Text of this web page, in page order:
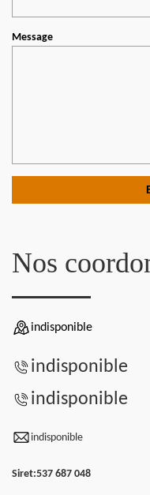
Message
Nos
indisponible
indisponible
indisponible
indisponible
Siret:537 687 048